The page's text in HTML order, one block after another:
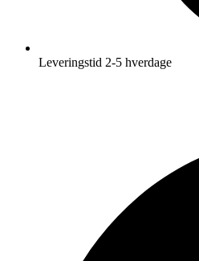
Leveringstid 2-5 hverdage